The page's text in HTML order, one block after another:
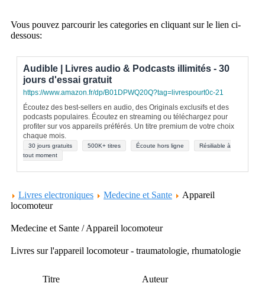
Vous pouvez parcourir les categories en cliquant sur le lien ci-
dessous:
Audible | Livres audio & Podcasts illimités - 30
jours d'essai gratuit
https://www.amazon.fr/dp/B01DPWQ20Q?tag=livrespourt0c-21
Écoutez des best-sellers en audio, des Originals exclusifs et des
podcasts populaires. Écoutez en streaming ou téléchargez pour
profiter sur vos appareils préférés. Un titre premium de votre choix
chaque mois.
30 jours gratuits 500K+ titres Écoute hors ligne
Résiliable à
tout moment
Livres electroniques Medecine et Sante
Appareil
locomoteur
Medecine et Sante / Appareil locomoteur
Livres sur l'appareil locomoteur - traumatologie, rhumatologie
Titre Auteur